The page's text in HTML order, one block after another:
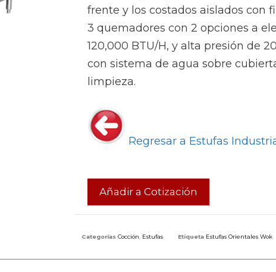
frente y los costados aislados con
3 quemadores con 2 opciones a
120,000 BTU/H, y alta presión de
con sistema de agua sobre
limpieza.
Regresar a Estufas
Añadir a Cotización
Categorías Cocción Estufas Etiqueta Estufas Orientales Wok